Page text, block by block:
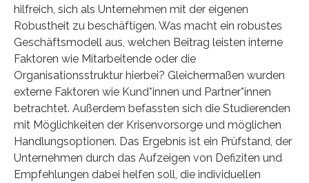
hilfreich, sich als Unternehmen mit der eigenen
Robustheit zu beschäftigen. Was macht ein robustes
Geschäftsmodell aus, welchen Beitrag leisten interne
Faktoren wie Mitarbeitende oder die
Organisationsstruktur hierbei? Gleichermaßen wurden
externe Faktoren wie Kund*innen und Partner*innen
betrachtet. Außerdem befassten sich die Studierenden
mit Möglichkeiten der Krisenvorsorge und möglichen
Handlungsoptionen. Das Ergebnis ist ein Prüfstand, der
Unternehmen durch das Aufzeigen von Defiziten und
Empfehlungen dabei helfen soll, die individuellen